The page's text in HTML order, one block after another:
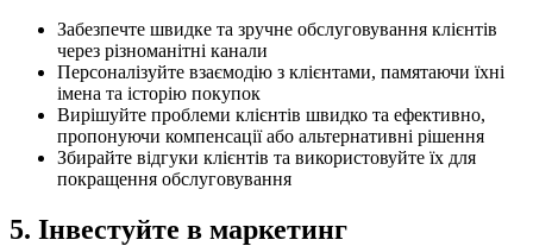
Забезпечте швидке та зручне обслуговування клієнтів
через різноманітні канали
Персоналізуйте взаємодію з клієнтами, памятаючи їхні
імена та історію покупок
Вирішуйте проблеми клієнтів швидко та ефективно,
пропонуючи компенсації або альтернативні рішення
Збирайте відгуки клієнтів та використовуйте їх для
покращення обслуговування
5. Інвестуйте в маркетинг